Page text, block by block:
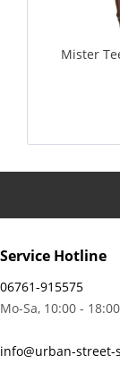
Mister
Service Hotline
06761-915575
Mo-Sa, 10:00 -
info@urban-street-